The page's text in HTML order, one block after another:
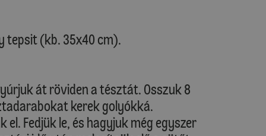
tepsit (kb. 35x40 cm).
át röviden a tésztát. Osszuk 8
kerek golyókká.
Fedjük le, és hagyjuk még egyszer